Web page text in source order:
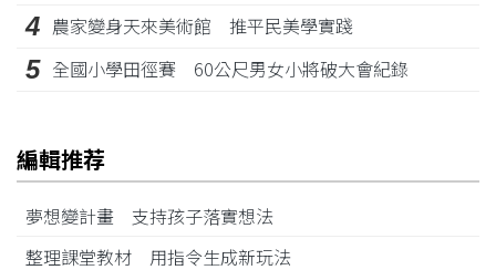
4 農家變身天來美術館 推平民美學實踐
5 全國小學田徑賽 60公尺男女小將破大會紀錄
編輯推荐
夢想變計畫 支持孩子落實想法
整理課堂教材 用指令生成新玩法